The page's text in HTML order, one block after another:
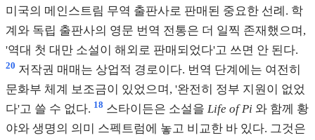
미국의 메인스트림 무역 출판사로 판매된 중요한 선례. 학
계와 독립 출판사의 영문 번역 전통은 더 일찍 존재했으며,
'역대 첫 대만 소설이 해외로 판매되었다'고 쓰면 안 된다.
20 저작권 매매는 상업적 경로이다. 번역 단계에는 여전히
문화부 체계 보조금이 있었으며, '완전히 정부 지원이 없었
다'고 쓸 수 없다. 18 스타이든은 소설을 Life of Pi 와 함께 황
야와 생명의 의미 스펙트럼에 놓고 비교한 바 있다. 그것은